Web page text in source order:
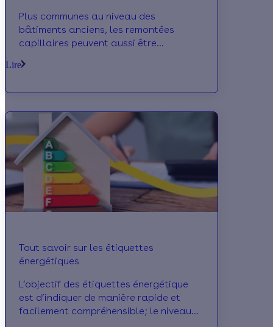
Plus communes au niveau des
bâtiments anciens, les remontées
capillaires peuvent aussi être
Les traiter est nécessaire pour
la santé de ses occupants.
Lire
Tout savoir sur les étiquettes
énergétiques
L’objectif des étiquettes énergétique
est d’indiquer de manière rapide et
facilement compréhensible; le niveau